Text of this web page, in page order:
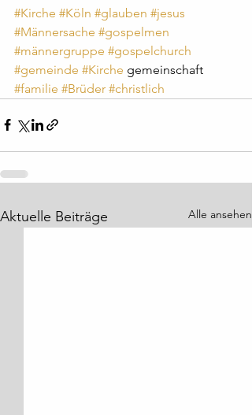
#Kirche #Köln #glauben #jesus
#Männersache #gospelmen
#männergruppe #gospelchurch
#gemeinde #Kirche gemeinschaft
#familie #Brüder #christlich
Aktuelle Beiträge Alle ansehen